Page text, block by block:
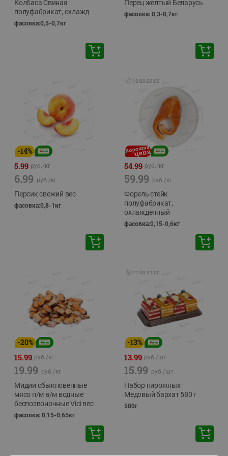
Колбаса Свиная
полуфабрикат, охлажд
фасовка:0,5-0,7кг
Перец желтый Беларусь
фасовка: 0,3-0,7кг
-14%
5.99 руб./кг
6.99 руб./кг
Персик свежий вес
фасовка:0,8-1кг
🕘 12:00-20:00
54.99 руб./кг
59.99 руб./кг
Форель стейк
полуфабрикат,
охлажденный
фасовка:0,15-0,6кг
-20%
15.99 руб./кг
19.99 руб./кг
Мидии обыкновенные
мясо п/м в/м водные
беспозвоночные Vici вес
фасовка: 0,15-0,65кг
🕘 12:00-21:00
-13%
13.99 руб./шт
15.99 руб./шт
Набор пирожных
Медовый бархат 580 г
580г